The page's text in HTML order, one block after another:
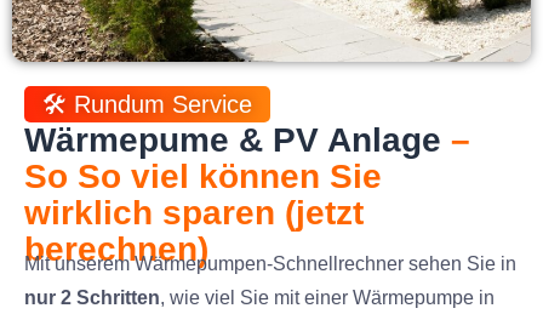
🛠️ Rundum Service
Wärmepume & PV Anlage –
So So viel können Sie
wirklich sparen (jetzt
berechnen)
Mit unserem Wärmepumpen-Schnellrechner sehen Sie in
nur 2 Schritten, wie viel Sie mit einer Wärmepumpe in